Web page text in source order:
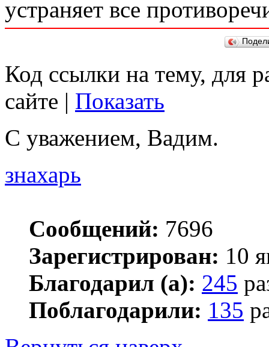
устраняет все
Код ссылки на тему, для
сайте | Показать
С уважением, Вадим.
знахарь
Сообщений: 7696
Зарегистрирован: 10
Благодарил (а): 245
Поблагодарили: 135